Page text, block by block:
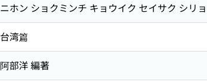
ニホン ショクミンチ キョウイク セイサク シリ
台湾篇
阿部洋 編著